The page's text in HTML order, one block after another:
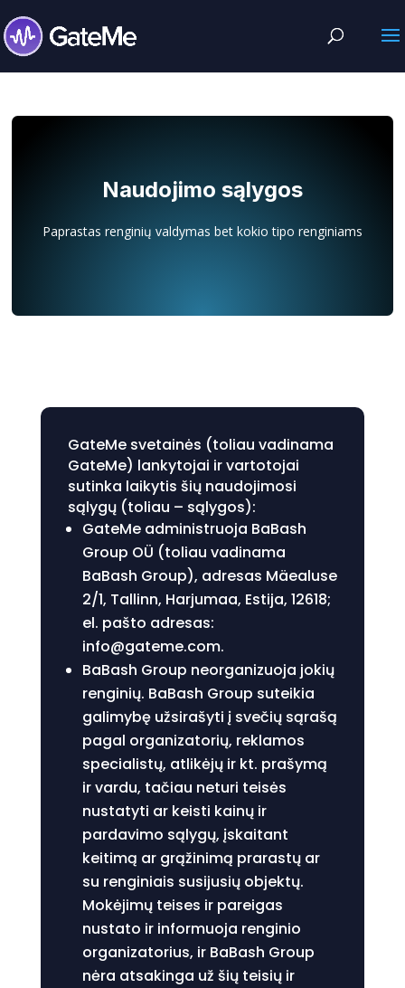
Naudojimo sąlygos
Paprastas renginių valdymas bet kokio tipo renginiams
GateMe svetainės (toliau vadinama
GateMe) lankytojai ir vartotojai
sutinka laikytis šių naudojimosi
sąlygų (toliau – sąlygos):
GateMe administruoja BaBash
Group OÜ (toliau vadinama
BaBash Group), adresas Mäealuse
2/1, Tallinn, Harjumaa, Estija, 12618;
el. pašto adresas:
info@gateme.com.
BaBash Group neorganizuoja jokių
renginių. BaBash Group suteikia
galimybę užsirašyti į svečių sąrašą
pagal organizatorių, reklamos
specialistų, atlikėjų ir kt. prašymą
ir vardu, tačiau neturi teisės
nustatyti ar keisti kainų ir
pardavimo sąlygų, įskaitant
keitimą ar grąžinimą prarastų ar
su renginiais susijusių objektų.
Mokėjimų teises ir pareigas
nustato ir informuoja renginio
organizatorius, ir BaBash Group
nėra atsakinga už šių teisių ir